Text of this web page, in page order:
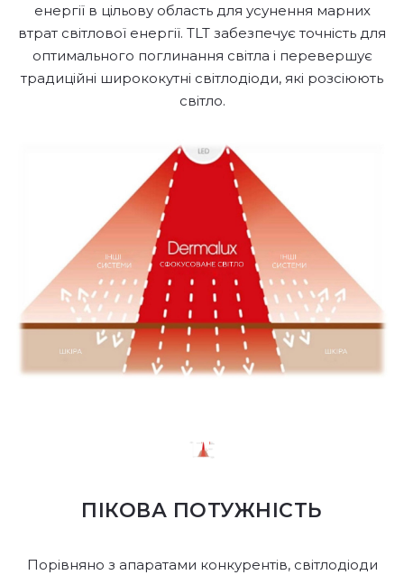
енергії в цільову область для усунення марних
втрат світлової енергії. TLT забезпечує точність для
оптимального поглинання світла і перевершує
традиційні ширококутні світлодіоди, які розсіюють
світло.
ПІКОВА ПОТУЖНІСТЬ
Порівняно з апаратами конкурентів, світлодіоди